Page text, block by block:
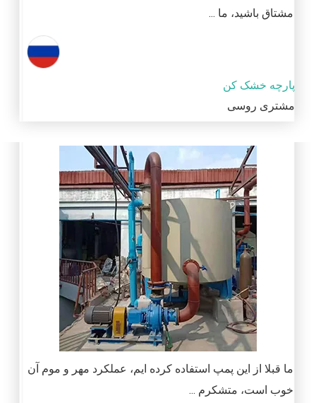
مشتاق باشید، ما ...
پارچه خشک کن
مشتری روسی
ما قبلا از این پمپ استفاده کرده ایم، عملکرد مهر و موم آن
خوب است، متشکرم ...